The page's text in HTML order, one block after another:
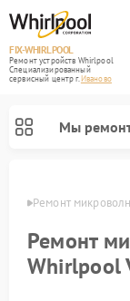
FIX-WHIRLPOOL
Ремонт устройств Whirlpool
Специализированный
cервисный центр г.Иваново
Мы
Ремонт
Ремонт
Whirlpool